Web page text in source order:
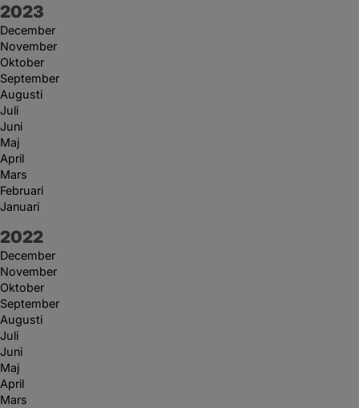
År:
2023
December
November
Oktober
September
Augusti
Juli
Juni
Maj
April
Mars
Februari
Januari
År:
2022
December
November
Oktober
September
Augusti
Juli
Juni
Maj
April
Mars